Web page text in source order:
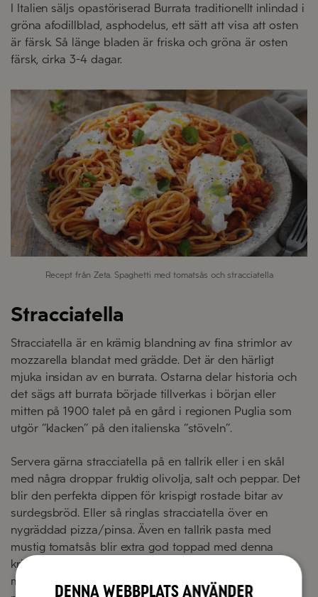
I Italien säljs opastöriserad Burrata traditionellt inlindad i
gröna afodillblad, asphodelus, ett sätt att visa att osten
är färsk. Så länge bladen är friska och gröna är osten
färsk, cirka 3-4 dagar.
Recept från Zeta. Spaghetti med tomatsås och stracciatella
Stracciatella
Stracciatella är en krämig blandning av fina strimlor av
mozzarella blandat med grädde. Det är den härligt
mjuka insidan av en burrata. Ostarna delar historia och
det sägs att burrata började tillverkas i början eller
mitten på 1900 talet på en gård i regionen Puglia som
utgör ”klacken” på den italienska ”stöveln”.
Servera gärna stracciatella på en tallrik eller i en skål
med några droppar fruktig olivolja, salt och peppar. Det
blir den perfekta dippen för krispigt rostade bitar av
surdegsbröd. Eller så ringlas stracciatella över en
nygräddad pizza/pinsa. Även en tallrik pasta med
mustig tomatsås blir extra god toppad med denna
krämiga blandning. Prova gärna att ersätta mozzarella
med stracciatella i en klassisk Caprese då den varvas
Denna webbplats använder